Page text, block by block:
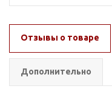
Отзывы о товаре
Дополнительно